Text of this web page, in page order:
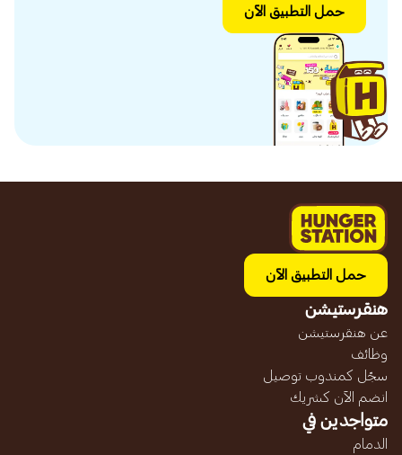
حمل التطبيق الآن
حمل التطبيق الآن
هنقرستيشن
عن هنقرستيشن
وظائف
سجّل كمندوب توصيل
انضم الآن كشريك
متواجدين في
الدمام